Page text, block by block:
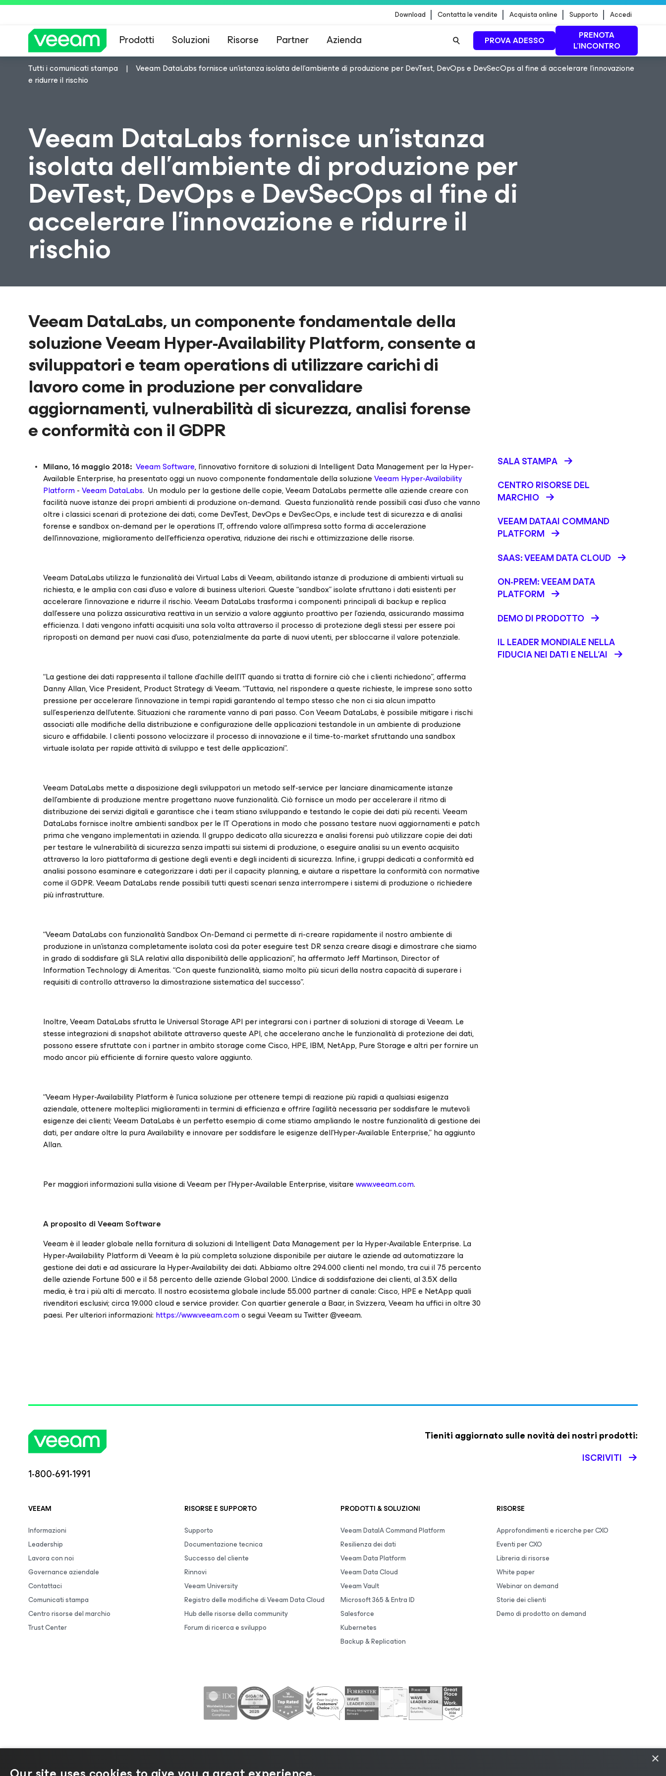
Download Contatta le vendite Acquista online Supporto Accedi
Prodotti Soluzioni Risorse Partner Azienda PROVA ADESSO
PRENOTA
L'INCONTRO
Tutti i comunicati stampa
Veeam DataLabs fornisce un'istanza isolata dell'ambiente di produzione per DevTest, DevOps e DevSecOps al fine di accelerare l'innovazione
e ridurre il rischio
Veeam DataLabs fornisce un'istanza
isolata dell'ambiente di produzione per
DevTest, DevOps e DevSecOps al fine di
accelerare l'innovazione e ridurre il
rischio
Veeam DataLabs, un componente fondamentale della
soluzione Veeam Hyper-Availability Platform, consente a
sviluppatori e team operations di utilizzare carichi di
lavoro come in produzione per convalidare
aggiornamenti, vulnerabilità di sicurezza, analisi forense
e conformità con il GDPR
Milano, 16 maggio 2018: Veeam Software, l’innovativo fornitore di soluzioni di Intelligent Data Management per la Hyper-
Available Enterprise, ha presentato oggi un nuovo componente fondamentale della soluzioneVeeam Hyper-Availability
Platform-Veeam DataLabs. Un modulo per la gestione delle copie, Veeam DataLabs permette alle aziende creare con
facilità nuove istanze dei propri ambienti di produzione on-demand. Questa funzionalità rende possibili casi d’uso che vanno
oltre i classici scenari di protezione dei dati, come DevTest, DevOps e DevSecOps, e include test di sicurezza e di analisi
forense e sandbox on-demand per le operations IT, offrendo valore all'impresa sotto forma di accelerazione
dell'innovazione, miglioramento dell'efficienza operativa, riduzione dei rischi e ottimizzazione delle risorse.
Veeam DataLabs utilizza le funzionalità dei Virtual Labs di Veeam, abilitando istanze di produzione di ambienti virtuali su
richiesta, e le amplia con casi d’uso e valore di business ulteriori. Queste “sandbox” isolate sfruttano i dati esistenti per
accelerare l’innovazione e ridurre il rischio. Veeam DataLabs trasforma i componenti principali di backup e replica
dall'essere una polizza assicurativa reattiva in un servizio a valore aggiunto proattivo per l'azienda, assicurando massima
efficienza. I dati vengono infatti acquisiti una sola volta attraverso il processo di protezione degli stessi per essere poi
riproposti on demand per nuovi casi d’uso, potenzialmente da parte di nuovi utenti, per sbloccarne il valore potenziale.
“La gestione dei dati rappresenta il tallone d’achille dell’IT quando si tratta di fornire ciò che i clienti richiedono”, afferma
Danny Allan, Vice President, Product Strategy di Veeam. “Tuttavia, nel rispondere a queste richieste, le imprese sono sotto
pressione per accelerare l'innovazione in tempi rapidi garantendo al tempo stesso che non ci sia alcun impatto
sull'esperienza dell'utente. Situazioni che raramente vanno di pari passo. Con Veeam DataLabs, è possibile mitigare i rischi
associati alle modifiche della distribuzione e configurazione delle applicazioni testandole in un ambiente di produzione
sicuro e affidabile. I clienti possono velocizzare il processo di innovazione e il time-to-market sfruttando una sandbox
virtuale isolata per rapide attività di sviluppo e test delle applicazioni”.
Veeam DataLabs mette a disposizione degli sviluppatori un metodo self-service per lanciare dinamicamente istanze
dell’ambiente di produzione mentre progettano nuove funzionalità. Ciò fornisce un modo per accelerare il ritmo di
distribuzione dei servizi digitali e garantisce che i team stiano sviluppando e testando le copie dei dati più recenti. Veeam
DataLabs fornisce inoltre ambienti sandbox per le IT Operations in modo che possano testare nuovi aggiornamenti e patch
prima che vengano implementati in azienda. Il gruppo dedicato alla sicurezza e analisi forensi può utilizzare copie dei dati
per testare le vulnerabilità di sicurezza senza impatti sui sistemi di produzione, o eseguire analisi su un evento acquisito
attraverso la loro piattaforma di gestione degli eventi e degli incidenti di sicurezza. Infine, i gruppi dedicati a conformità ed
analisi possono esaminare e categorizzare i dati per il capacity planning, e aiutare a rispettare la conformità con normative
come il GDPR. Veeam DataLabs rende possibili tutti questi scenari senza interrompere i sistemi di produzione o richiedere
più infrastrutture.
“Veeam DataLabs con funzionalità Sandbox On-Demand ci permette di ri-creare rapidamente il nostro ambiente di
produzione in un’istanza completamente isolata così da poter eseguire test DR senza creare disagi e dimostrare che siamo
in grado di soddisfare gli SLA relativi alla disponibilità delle applicazioni”, ha affermato Jeff Martinson, Director of
Information Technology di Ameritas. “Con queste funzionalità, siamo molto più sicuri della nostra capacità di superare i
requisiti di controllo attraverso la dimostrazione sistematica del successo”.
Inoltre, Veeam DataLabs sfrutta le Universal Storage API per integrarsi con i partner di soluzioni di storage di Veeam. Le
stesse integrazioni di snapshot abilitate attraverso queste API, che accelerano anche le funzionalità di protezione dei dati,
possono essere sfruttate con i partner in ambito storage come Cisco, HPE, IBM, NetApp, Pure Storage e altri per fornire un
modo ancor più efficiente di fornire questo valore aggiunto.
“Veeam Hyper-Availability Platform è l’unica soluzione per ottenere tempi di reazione più rapidi a qualsiasi esigenza
aziendale, ottenere molteplici miglioramenti in termini di efficienza e offrire l'agilità necessaria per soddisfare le mutevoli
esigenze dei clienti; Veeam DataLabs è un perfetto esempio di come stiamo ampliando le nostre funzionalità di gestione dei
dati, per andare oltre la pura Availability e innovare per soddisfare le esigenze dell’Hyper-Available Enterprise,” ha aggiunto
Allan.
Per maggiori informazioni sulla visione di Veeam per l’Hyper-Available Enterprise, visitarewww.veeam.com.
A proposito di Veeam Software
Veeam è il leader globale nella fornitura di soluzioni di Intelligent Data Management per la Hyper-Available Enterprise. La
Hyper-Availability Platform di Veeam è la più completa soluzione disponibile per aiutare le aziende ad automatizzare la
gestione dei dati e ad assicurare la Hyper-Availability dei dati. Abbiamo oltre 294.000 clienti nel mondo, tra cui il 75 percento
delle aziende Fortune 500 e il 58 percento delle aziende Global 2000. L’indice di soddisfazione dei clienti, al 3.5X della
media, è tra i più alti di mercato. Il nostro ecosistema globale include 55.000 partner di canale: Cisco, HPE e NetApp quali
rivenditori esclusivi; circa 19.000 cloud e service provider. Con quartier generale a Baar, in Svizzera, Veeam ha uffici in oltre 30
paesi. Per ulteriori informazioni: https://www.veeam.como segui Veeam su Twitter @veeam.
SALA STAMPA
CENTRO RISORSE DEL
MARCHIO
VEEAM DATAAI COMMAND
PLATFORM
SAAS: VEEAM DATA CLOUD
ON-PREM: VEEAM DATA
PLATFORM
DEMO DI PRODOTTO
IL LEADER MONDIALE NELLA
FIDUCIA NEI DATI E NELL’AI
1-800-691-1991
Tieniti aggiornato sulle novità dei nostri prodotti:
ISCRIVITI
VEEAM
Informazioni
Leadership
Lavora con noi
Governance aziendale
Contattaci
Comunicati stampa
Centro risorse del marchio
Trust Center
RISORSE E SUPPORTO
Supporto
Documentazione tecnica
Successo del cliente
Rinnovi
Veeam University
Registro delle modifiche di Veeam Data Cloud
Hub delle risorse della community
Forum di ricerca e sviluppo
PRODOTTI & SOLUZIONI
Veeam DataIA Command Platform
Resilienza dei dati
Veeam Data Platform
Veeam Data Cloud
Veeam Vault
Microsoft 365 & Entra ID
Salesforce
Kubernetes
Backup & Replication
RISORSE
Approfondimenti e ricerche per CXO
Eventi per CXO
Libreria di risorse
White paper
Webinar on demand
Storie dei clienti
Demo di prodotto on demand
×